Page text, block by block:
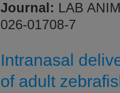
Journal: LAB
026-01708-7
Intranasal
of adult